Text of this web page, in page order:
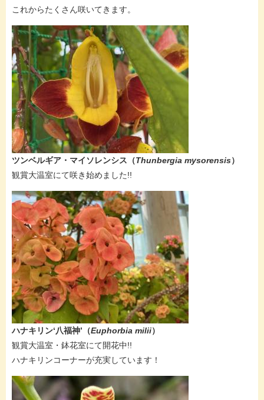
これからたくさん咲いてきます。
ツンベルギア・マイソレンシス​（Thunbergia mysorensis）
​観賞大温室にて咲き始めました!!
​ハナキリン‘八福神’ （​​Euphorbia milii）
​観賞大温室・鉢花室にて開花中!!
​ハナキリンコーナーが充実しています！